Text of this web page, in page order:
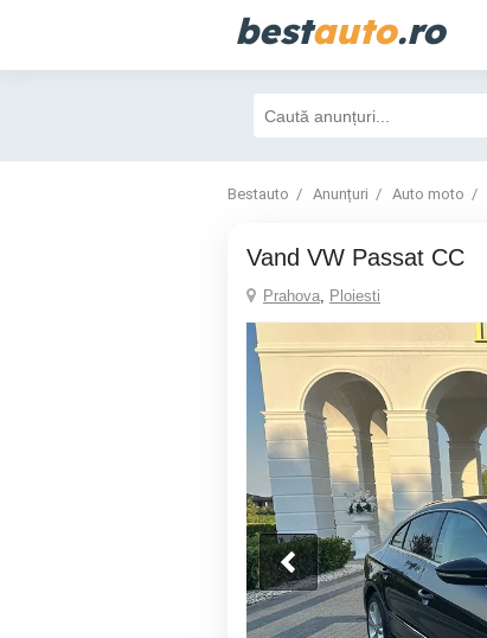
bestauto.ro
Bestauto Anunțuri Auto moto
Vand VW Passat CC
Prahova, Ploiesti